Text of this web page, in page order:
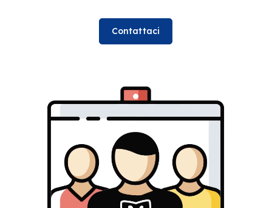
Contattaci